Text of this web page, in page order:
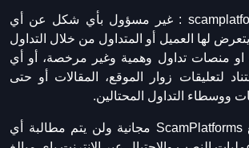
غير مسؤول بأي شكل عن أي
لها العميل أو المتداول من خلال التداول
او منصات تداول وهمية وغير مرخصة، أو أي
لتعليقات زوار الموقع، المقالات أو حتى
ووسطاء التداول المحتالين.
جميع خدمات موقع ScamPlatforms مجانية ولن يتم مطالبة أي